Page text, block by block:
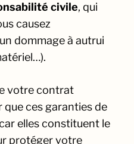
civile, qui
causez
dommage à autrui
votre contrat
que ces garanties de
elles constituent le
protéger votre